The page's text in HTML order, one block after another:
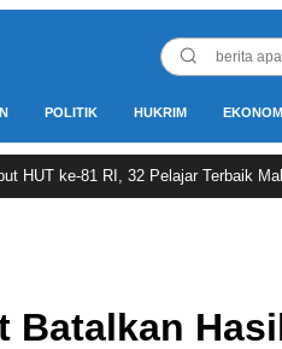
POLITIK HUKRIM
HUT ke-81 RI, 32 Pelajar Terbaik
Batalkan